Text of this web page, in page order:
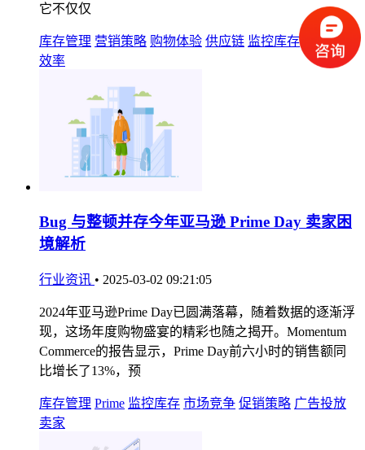
它不仅仅
库存管理 营销策略 购物体验 供应链 监控库存 零售 运营
效率
Bug 与整顿并存今年亚马逊 Prime Day 卖家困
境解析
行业资讯 • 2025-03-02 09:21:05
2024年亚马逊Prime Day已圆满落幕，随着数据的逐渐浮
现，这场年度购物盛宴的精彩也随之揭开。Momentum
Commerce的报告显示，Prime Day前六小时的销售额同
比增长了13%，预
库存管理 Prime 监控库存 市场竞争 促销策略 广告投放
卖家